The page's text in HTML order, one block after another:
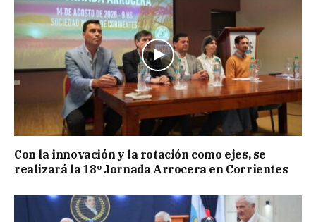
Con la innovación y la rotación como ejes, se
realizará la 18º Jornada Arrocera en Corrientes